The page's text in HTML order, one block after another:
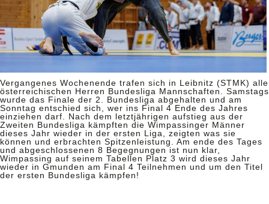
Vergangenes Wochenende trafen sich in Leibnitz (STMK) alle
österreichischen Herren Bundesliga Mannschaften. Samstags
wurde das Finale der 2. Bundesliga abgehalten und am
Sonntag entschied sich, wer ins Final 4 Ende des Jahres
einziehen darf. Nach dem letztjährigen aufstieg aus der
Zweiten Bundesliga kämpften die Wimpassinger Männer
dieses Jahr wieder in der ersten Liga, zeigten was sie
können und erbrachten Spitzenleistung. Am ende des Tages
und abgeschlossenen 8 Begegnungen ist nun klar,
Wimpassing auf seinem Tabellen Platz 3 wird dieses Jahr
wieder in Gmunden am Final 4 Teilnehmen und um den Titel
der ersten Bundesliga kämpfen!